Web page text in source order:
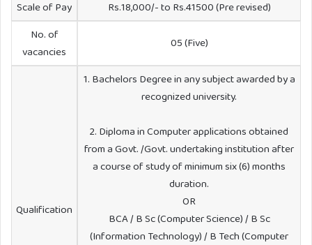
Scale of Pay
Rs.18,000/- to Rs.41500 (Pre revised)
No. of
vacancies
05 (Five)
Qualification
1. Bachelors Degree in any subject awarded by a
recognized university.
2. Diploma in Computer applications obtained
from a Govt. /Govt. undertaking institution after
a course of study of minimum six (6) months
duration.
OR
BCA / B Sc (Computer Science) / B Sc
(Information Technology) / B Tech (Computer